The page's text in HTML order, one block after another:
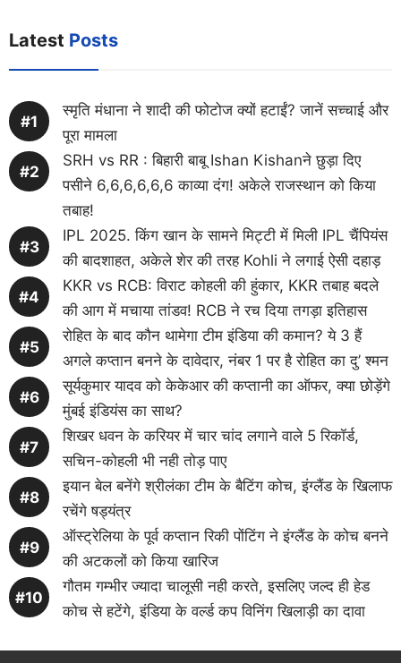
Latest Posts
स्मृति मंधाना ने शादी की फोटोज क्यों हटाईं? जानें सच्चाई और
पूरा मामला
SRH vs RR : बिहारी बाबू Ishan Kishanने छुड़ा दिए
पसीने 6,6,6,6,6,6 काव्या दंग! अकेले राजस्थान को किया
तबाह!
IPL 2025. किंग खान के सामने मिट्टी में मिली IPL चैंपियंस
की बादशाहत, अकेले शेर की तरह Kohli ने लगाई ऐसी दहाड़
KKR vs RCB: विराट कोहली की हुंकार, KKR तबाह बदले
की आग में मचाया तांडव! RCB ने रच दिया तगड़ा इतिहास
रोहित के बाद कौन थामेगा टीम इंडिया की कमान? ये 3 हैं
अगले कप्तान बनने के दावेदार, नंबर 1 पर है रोहित का दु’ श्मन
सूर्यकुमार यादव को केकेआर की कप्तानी का ऑफर, क्या छोड़ेंगे
मुंबई इंडियंस का साथ?
शिखर धवन के करियर में चार चांद लगाने वाले 5 रिकॉर्ड,
सचिन-कोहली भी नही तोड़ पाए
इयान बेल बनेंगे श्रीलंका टीम के बैटिंग कोच, इंग्लैंड के खिलाफ
रचेंगे षड्यंत्र
ऑस्ट्रेलिया के पूर्व कप्तान रिकी पोंटिंग ने इंग्लैंड के कोच बनने
की अटकलों को किया खारिज
गौतम गम्भीर ज्यादा चालूसी नही करते, इसलिए जल्द ही हेड
कोच से हटेंगे, इंडिया के वर्ल्ड कप विनिंग खिलाड़ी का दावा